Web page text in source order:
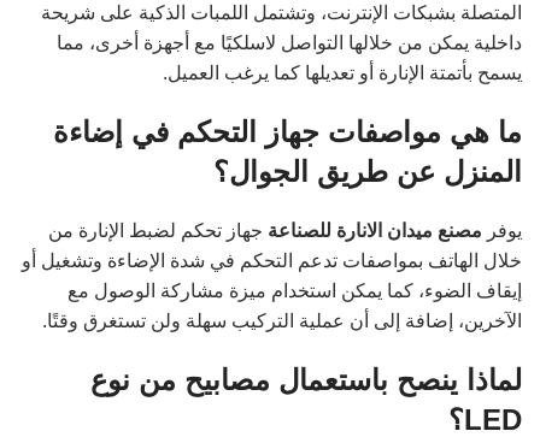
المتصلة بشبكات الإنترنت، وتشتمل اللمبات الذكية على شريحة
داخلية يمكن من خلالها التواصل لاسلكيًا مع أجهزة أخرى، مما
يسمح بأتمتة الإنارة أو تعديلها كما يرغب العميل.
ما هي مواصفات جهاز التحكم في إضاءة
المنزل عن طريق الجوال؟
يوفر مصنع ميدان الانارة للصناعة جهاز تحكم لضبط الإنارة من
خلال الهاتف بمواصفات تدعم التحكم في شدة الإضاءة وتشغيل أو
إيقاف الضوء، كما يمكن استخدام ميزة مشاركة الوصول مع
الآخرين، إضافة إلى أن عملية التركيب سهلة ولن تستغرق وقتًا.
لماذا ينصح باستعمال مصابيح من نوع
LED؟